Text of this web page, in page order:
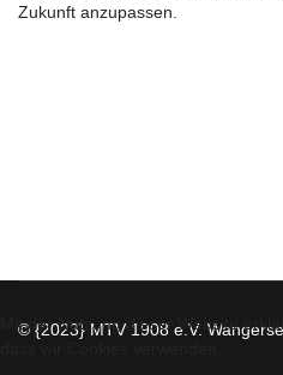
Zukunft anzupassen.
© {2023} MTV 1908 e.V.
Mit der Nutzung dieser Website